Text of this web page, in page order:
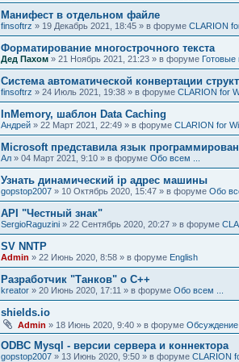
Манифест в отдельном файле
finsoftrz » 19 Декабрь 2021, 18:45 » в форуме CLARION
Форматирование многострочного текста
Дед Пахом » 21 Ноябрь 2021, 21:23 » в форуме Готовые
Система автоматической конвертации
finsoftrz » 24 Июль 2021, 19:38 » в форуме CLARION for
InMemory, шаблон Data Caching
Андрей » 22 Март 2021, 22:49 » в форуме CLARION for
Microsoft представила язык
Ал » 04 Март 2021, 9:10 » в форуме Обо всем ...
Узнать динамический ip адрес машины
gopstop2007 » 10 Октябрь 2020, 15:47 » в форуме Обо
API "Честный знак"
SergioRaguzini » 22 Сентябрь 2020, 20:27 » в форуме
SV NNTP
Admin » 22 Июнь 2020, 8:58 » в форуме English
Разработчик "Танков" о C++
kreator » 20 Июнь 2020, 17:11 » в форуме Обо всем ...
shields.io
Admin » 18 Июнь 2020, 9:40 » в форуме Обсуждение
ODBC Mysql - версии сервера и коннектора
gopstop2007 » 13 Июнь 2020, 9:50 » в форуме CLARION